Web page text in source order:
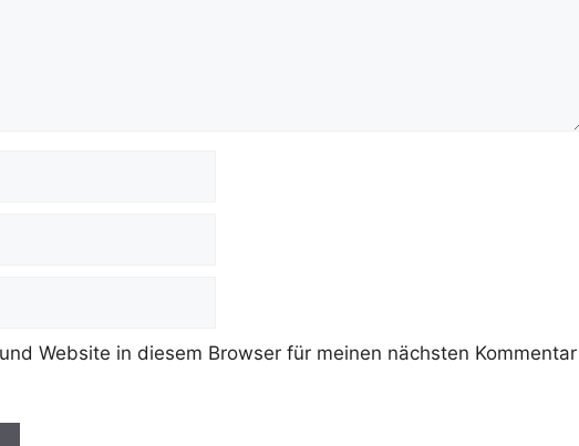
Website in diesem Browser für meinen nächsten Kommentar